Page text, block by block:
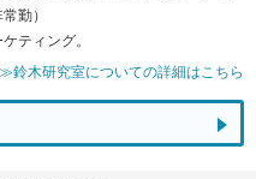
勤）
ティング。
≫鈴木研究室についての詳細はこちら